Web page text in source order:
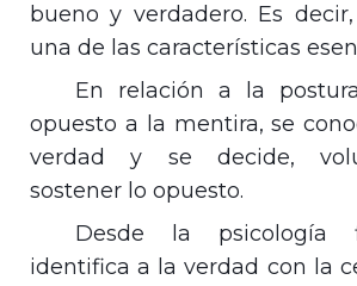
bueno y verdadero. Es
una de las características
En relación a la
opuesto a la mentira, se
verdad y se decide,
sostener lo opuesto.
Desde la psicología
identifica a la verdad con la